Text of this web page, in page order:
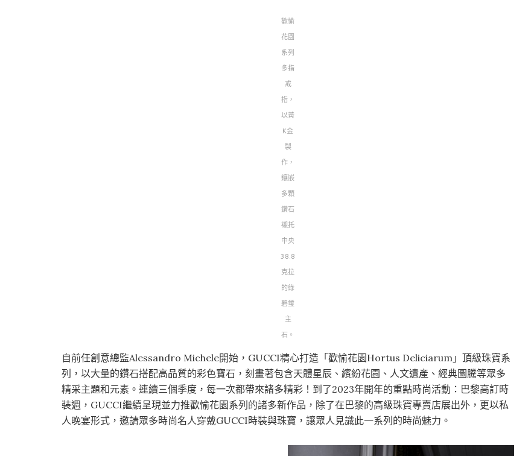
歡愉
花園
系列
多指
戒
指，
以黃
K金
製
作，
鑲嵌
多顆
鑽石
襯托
中央
38.8
克拉
的綠
碧璽
主
石。
自前任創意總監Alessandro Michele開始，GUCCI精心打造「歡愉花園Hortus Deliciarum」頂級珠寶系
列，以大量的鑽石搭配高品質的彩色寶石，刻畫著包含天體星辰、繽紛花園、人文遺產、經典圖騰等眾多
精采主題和元素。連續三個季度，每一次都帶來諸多精彩！到了2023年開年的重點時尚活動：巴黎高訂時
裝週，GUCCI繼續呈現並力推歡愉花園系列的諸多新作品，除了在巴黎的高級珠寶專賣店展出外，更以私
人晚宴形式，邀請眾多時尚名人穿戴GUCCI時裝與珠寶，讓眾人見識此一系列的時尚魅力。